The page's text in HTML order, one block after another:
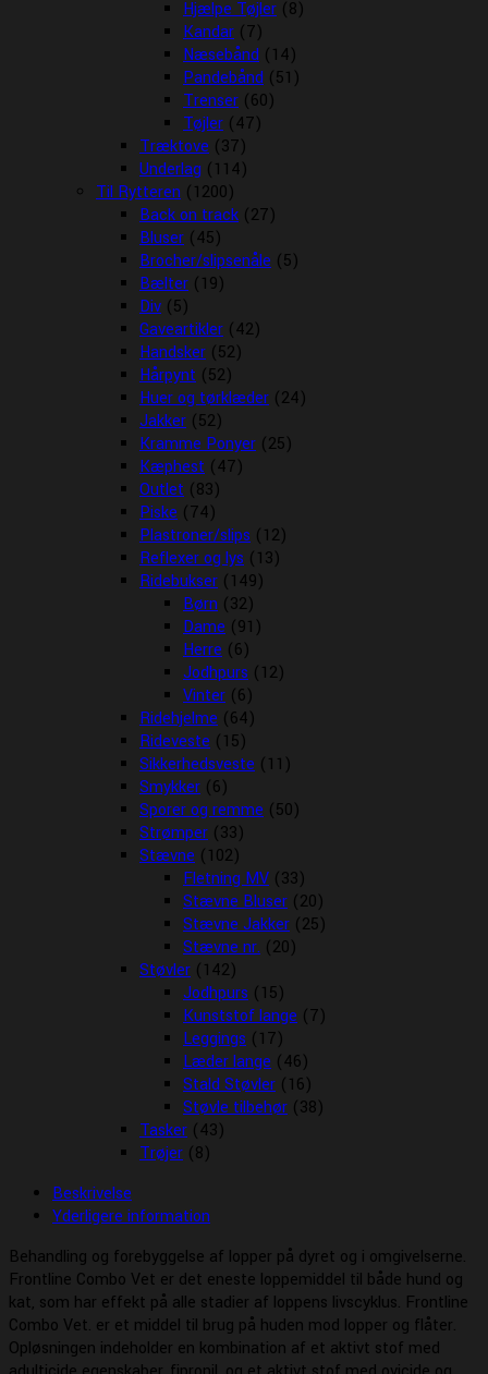
Hjælpe Tøjler (8)
Kandar (7)
Næsebånd (14)
Pandebånd (51)
Trenser (60)
Tøjler (47)
Træktove (37)
Underlag (114)
Til Rytteren (1200)
Back on track (27)
Bluser (45)
Brocher/slipsenåle (5)
Bælter (19)
Div (5)
Gaveartikler (42)
Handsker (52)
Hårpynt (52)
Huer og tørklæder (24)
Jakker (52)
Kramme Ponyer (25)
Kæphest (47)
Outlet (83)
Piske (74)
Plastroner/slips (12)
Reflexer og lys (13)
Ridebukser (149)
Børn (32)
Dame (91)
Herre (6)
Jodhpurs (12)
Vinter (6)
Ridehjelme (64)
Rideveste (15)
Sikkerhedsveste (11)
Smykker (6)
Sporer og remme (50)
Strømper (33)
Stævne (102)
Fletning MV (33)
Stævne Bluser (20)
Stævne Jakker (25)
Stævne nr. (20)
Støvler (142)
Jodhpurs (15)
Kunststof lange (7)
Leggings (17)
Læder lange (46)
Stald Støvler (16)
Støvle tilbehør (38)
Tasker (43)
Trøjer (8)
Beskrivelse
Yderligere information
Behandling og forebyggelse af lopper på dyret og i omgivelserne.
Frontline Combo Vet er det eneste loppemiddel til både hund og
kat, som har effekt på alle stadier af loppens livscyklus. Frontline
Combo Vet. er et middel til brug på huden mod lopper og flåter.
Opløsningen indeholder en kombination af et aktivt stof med